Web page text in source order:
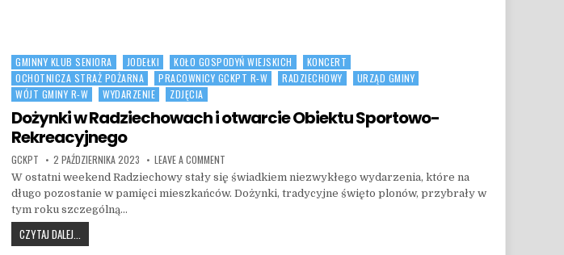
Posted in
GMINNY KLUB SENIORA JODEŁKI KOŁO GOSPODYŃ WIEJSKICH
KONCERT
OCHOTNICZA STRAŻ POŻARNA
PRACOWNICY GCKPT R-W RADZIECHOWY
URZĄD GMINY
WÓJT GMINY R-W
WYDARZENIE ZDJĘCIA
Dożynki w Radziechowach i otwarcie Obiektu Sportowo-
Rekreacyjnego
AUTHOR:
GCKPT PUBLISHED DATE:
2 PAŹDZIERNIKA 2023 LEAVE A COMMENT
W ostatni weekend Radziechowy stały się świadkiem niezwykłego wydarzenia, które na
długo pozostanie w pamięci mieszkańców. Dożynki, tradycyjne święto plonów, przybrały w
tym roku szczególną…
CZYTAJ DALEJ...